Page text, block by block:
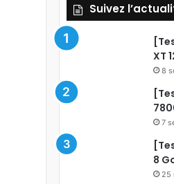
Suivez
XT
8
7
8
25